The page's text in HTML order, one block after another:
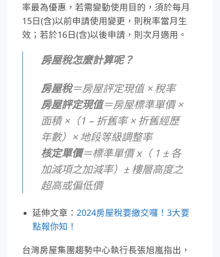
率最為優惠，若需變動使用目的，須於每月
15日(含)以前申請使用變更，則稅率當月生
效；若於16日(含)以後申請，則次月適用。
房屋稅怎麼計算呢？
房屋稅＝房屋評定現值×稅率
房屋評定現值＝房屋標準單價×
面積×（1 – 折舊率× 折舊經歷
年數） ×地段等級調整率
核定單價＝標準單價x（1 ± 各
加減項之加減率） ±樓層高度之
超高或偏低價
延伸文章： 2024房屋稅要繳交囉！3大要
點報你知！
台灣房屋集團趨勢中心執行長張旭嵐指出，